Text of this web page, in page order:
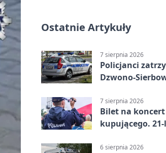
Ostatnie Artykuły
7 sierpnia 2026
Policjanci
Dzwono-
7 sierpnia 2026
Bilet na
kupującego. 21-
6 sierpnia 2026